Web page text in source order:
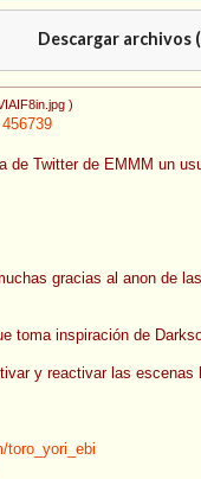
Descargar archivos (
)
456739
Twitter de EMMM un
gracias al anon de
toma inspiración de
y reactivar las
toro_yori_ebi